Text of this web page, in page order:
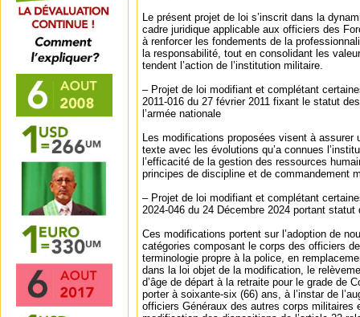
Le présent projet de loi s’inscrit dans la
cadre juridique applicable aux officiers des
à renforcer les fondements de la
la responsabilité, tout en consolidant les
tendent l’action de l’institution militaire.
– Projet de loi modifiant et complétant
2011-016 du 27 février 2011 fixant le statut
l’armée nationale
Les modifications proposées visent à assurer
texte avec les évolutions qu’a connues
l’efficacité de la gestion des ressources
principes de discipline et de commandement
– Projet de loi modifiant et complétant
2024-046 du 24 Décembre 2024 portant
Ces modifications portent sur l’adoption de
catégories composant le corps des officiers
terminologie propre à la police, en
dans la loi objet de la modification, le
d’âge de départ à la retraite pour le grade de
porter à soixante-six (66) ans, à l’instar de
officiers Généraux des autres corps militaires